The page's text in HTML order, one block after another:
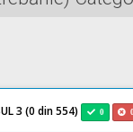
3 (0 din 554) 0 0